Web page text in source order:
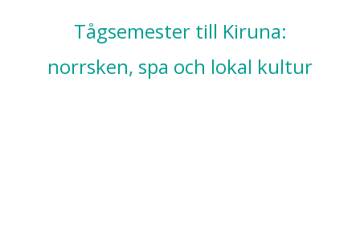
Tågsemester till Kiruna:
norrsken, spa och lokal kultur